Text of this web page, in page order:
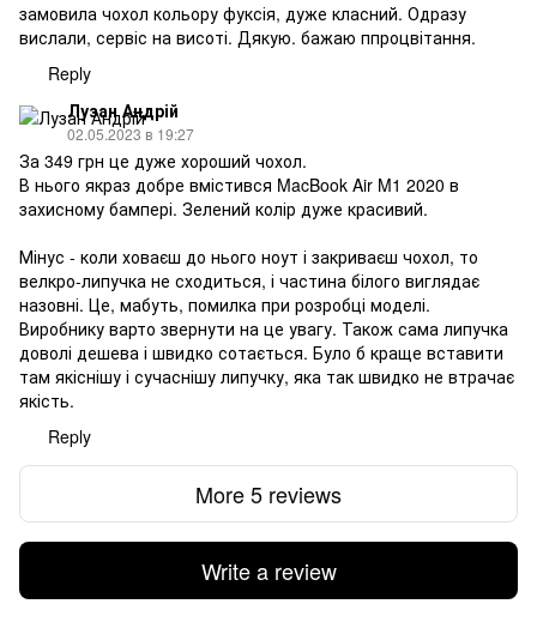
замовила чохол кольору фуксія, дуже класний. Одразу
вислали, сервіс на висоті. Дякую. бажаю ппроцвітання.
Reply
Лузан Андрій
02.05.2023 в 19:27
За 349 грн це дуже хороший чохол.
В нього якраз добре вмістився MacBook Air M1 2020 в
захисному бампері. Зелений колір дуже красивий.
Мінус - коли ховаєш до нього ноут і закриваєш чохол, то
велкро-липучка не сходиться, і частина білого виглядає
назовні. Це, мабуть, помилка при розробці моделі.
Виробнику варто звернути на це увагу. Також сама липучка
доволі дешева і швидко сотається. Було б краще вставити
там якіснішу і сучаснішу липучку, яка так швидко не втрачає
якість.
Reply
More 5 reviews
Write a review